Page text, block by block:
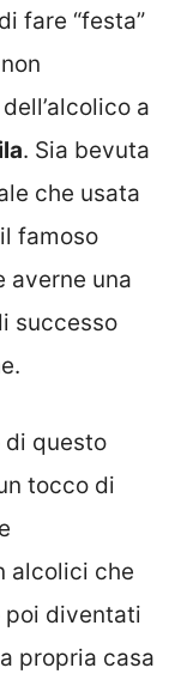
fare “festa”
a
. Sia bevuta
che usata
famoso
averne una
successo
di questo
tocco di
alcolici che
poi diventati
propria casa